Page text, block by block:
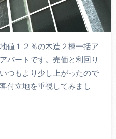
値１２％の木造２棟一括ア
パートです。売価と利回り
つもより少し上がったので
付立地を重視してみまし